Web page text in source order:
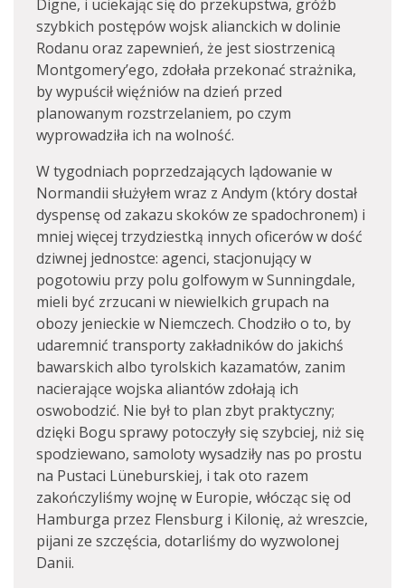
Digne, i uciekając się do przekupstwa, gróźb
szybkich postępów wojsk alianckich w dolinie
Rodanu oraz zapewnień, że jest siostrzenicą
Montgomery’ego, zdołała przekonać strażnika,
by wypuścił więźniów na dzień przed
planowanym rozstrzelaniem, po czym
wyprowadziła ich na wolność.
W tygodniach poprzedzających lądowanie w
Normandii służyłem wraz z Andym (który dostał
dyspensę od zakazu skoków ze spadochronem) i
mniej więcej trzydziestką innych oficerów w dość
dziwnej jednostce: agenci, stacjonujący w
pogotowiu przy polu golfowym w Sunningdale,
mieli być zrzucani w niewielkich grupach na
obozy jenieckie w Niemczech. Chodziło o to, by
udaremnić transporty zakładników do jakichś
bawarskich albo tyrolskich kazamatów, zanim
nacierające wojska aliantów zdołają ich
oswobodzić. Nie był to plan zbyt praktyczny;
dzięki Bogu sprawy potoczyły się szybciej, niż się
spodziewano, samoloty wysadziły nas po prostu
na Pustaci Lüneburskiej, i tak oto razem
zakończyliśmy wojnę w Europie, włócząc się od
Hamburga przez Flensburg i Kilonię, aż wreszcie,
pijani ze szczęścia, dotarliśmy do wyzwolonej
Danii.